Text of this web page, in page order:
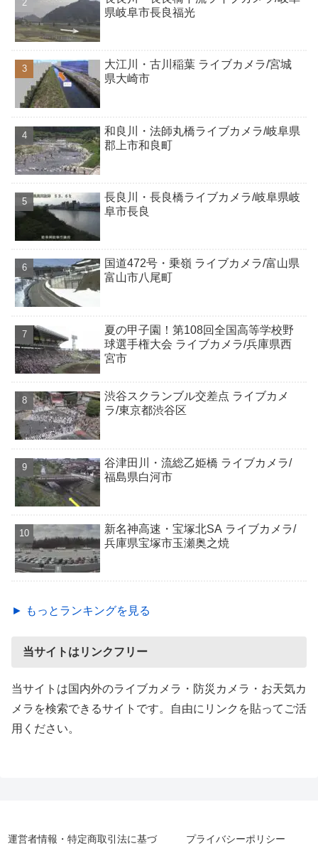
県岐阜市長良福光
大江川・古川稲葉 ライブカメラ/宮城
県大崎市
和良川・法師丸橋ライブカメラ/岐阜県
郡上市和良町
長良川・長良橋ライブカメラ/岐阜県岐
阜市長良
国道472号・乗嶺 ライブカメラ/富山県
富山市八尾町
夏の甲子園！第108回全国高等学校野
球選手権大会 ライブカメラ/兵庫県西
宮市
渋谷スクランブル交差点 ライブカメ
ラ/東京都渋谷区
谷津田川・流総乙姫橋 ライブカメラ/
福島県白河市
新名神高速・宝塚北SA ライブカメラ/
兵庫県宝塚市玉瀬奥之焼
► もっとランキングを見る
当サイトはリンクフリー
当サイトは国内外のライブカメラ・防災カメラ・お天気カ
メラを検索できるサイトです。自由にリンクを貼ってご活
用ください。
運営者情報・特定商取引法に基づ
プライバシーポリシー